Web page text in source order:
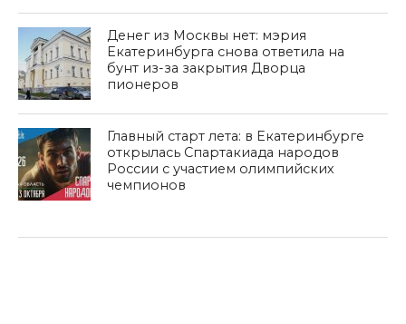
Денег из Москвы нет: мэрия
Екатеринбурга снова ответила на
бунт из-за закрытия Дворца
пионеров
Главный старт лета: в Екатеринбурге
открылась Спартакиада народов
России с участием олимпийских
чемпионов